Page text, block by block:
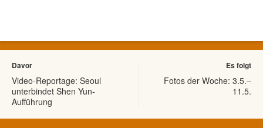
Davor
Video-Reportage: Seoul
unterbindet Shen Yun-
Aufführung
Es folgt
Fotos der Woche: 3.5.–
11.5.